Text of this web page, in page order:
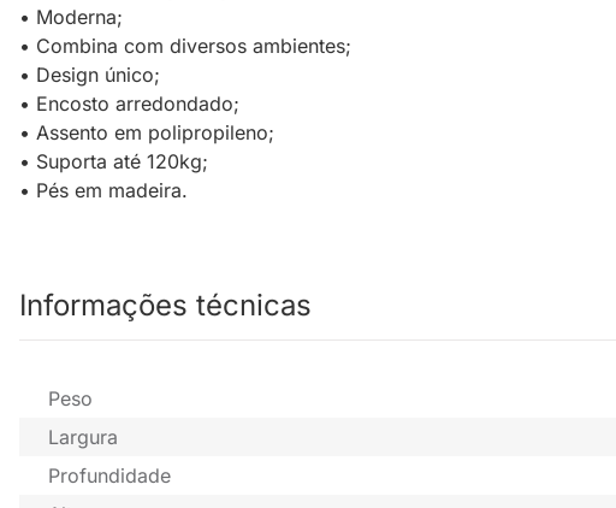
• Moderna;
• Combina com diversos ambientes;
• Design único;
• Encosto arredondado;
• Assento em polipropileno;
• Suporta até 120kg;
• Pés em madeira.
Informações técnicas
Peso
Largura
Profundidade